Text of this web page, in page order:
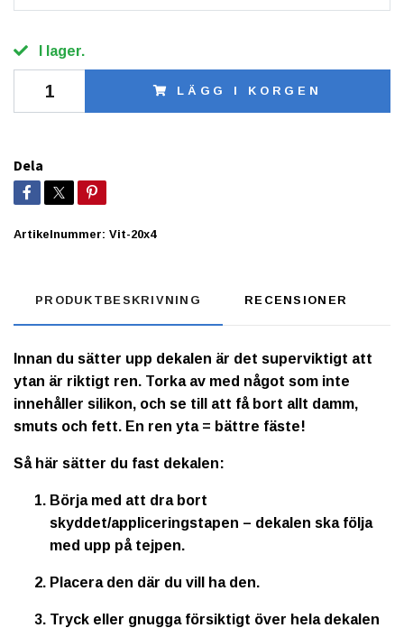
I lager.
LÄGG I KORGEN
Dela
Artikelnummer: Vit-20x4
PRODUKTBESKRIVNING RECENSIONER
Innan du sätter upp dekalen är det superviktigt att
ytan är riktigt ren. Torka av med något som inte
innehåller silikon, och se till att få bort allt damm,
smuts och fett. En ren yta = bättre fäste!
Så här sätter du fast dekalen:
Börja med att dra bort
skyddet/appliceringstapen – dekalen ska följa
med upp på tejpen.
Placera den där du vill ha den.
Tryck eller gnugga försiktigt över hela dekalen